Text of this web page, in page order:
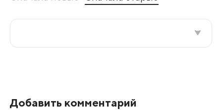
Добавить комментарий